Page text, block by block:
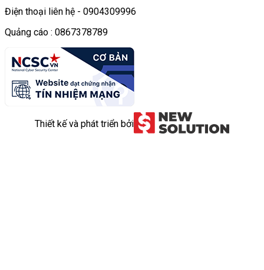
Điện thoại liên hệ - 0904309996
Quảng cáo : 0867378789
Thiết kế và phát triển bởi